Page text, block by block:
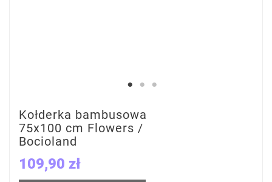
Kołderka bambusowa
75x100 cm Flowers /
Bocioland
109,90 zł